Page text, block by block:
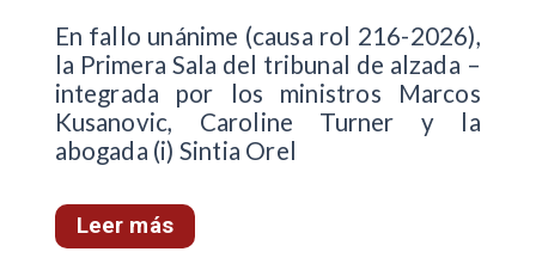
En fallo unánime (causa rol 216-2026),
la Primera Sala del tribunal de alzada –
integrada por los ministros Marcos
Kusanovic, Caroline Turner y la
abogada (i) Sintia Orel
Leer más